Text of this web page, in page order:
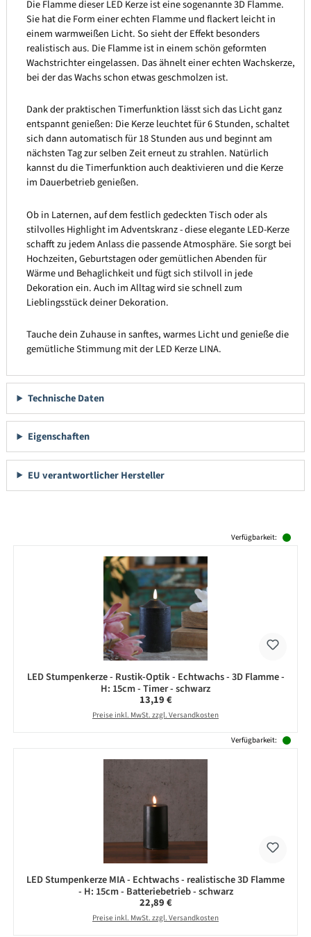
Die Flamme dieser LED Kerze ist eine sogenannte 3D Flamme.
Sie hat die Form einer echten Flamme und flackert leicht in
einem warmweißen Licht. So sieht der Effekt besonders
realistisch aus. Die Flamme ist in einem schön geformten
Wachstrichter eingelassen. Das ähnelt einer echten Wachskerze,
bei der das Wachs schon etwas geschmolzen ist.
Dank der praktischen Timerfunktion lässt sich das Licht ganz
entspannt genießen: Die Kerze leuchtet für 6 Stunden, schaltet
sich dann automatisch für 18 Stunden aus und beginnt am
nächsten Tag zur selben Zeit erneut zu strahlen. Natürlich
kannst du die Timerfunktion auch deaktivieren und die Kerze
im Dauerbetrieb genießen.
Ob in Laternen, auf dem festlich gedeckten Tisch oder als
stilvolles Highlight im Adventskranz - diese elegante LED-Kerze
schafft zu jedem Anlass die passende Atmosphäre. Sie sorgt bei
Hochzeiten, Geburtstagen oder gemütlichen Abenden für
Wärme und Behaglichkeit und fügt sich stilvoll in jede
Dekoration ein. Auch im Alltag wird sie schnell zum
Lieblingsstück deiner Dekoration.
Tauche dein Zuhause in sanftes, warmes Licht und genieße die
gemütliche Stimmung mit der LED Kerze LINA.
Technische Daten
Eigenschaften
EU verantwortlicher Hersteller
Verfügbarkeit:
LED Stumpenkerze - Rustik-Optik - Echtwachs - 3D Flamme -
H: 15cm - Timer - schwarz
Regulärer Preis:
13,19 €
Preise inkl. MwSt. zzgl. Versandkosten
Verfügbarkeit:
LED Stumpenkerze MIA - Echtwachs - realistische 3D Flamme
- H: 15cm - Batteriebetrieb - schwarz
Regulärer Preis:
22,89 €
Preise inkl. MwSt. zzgl. Versandkosten